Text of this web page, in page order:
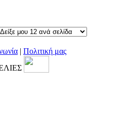
| Πολιτική μας